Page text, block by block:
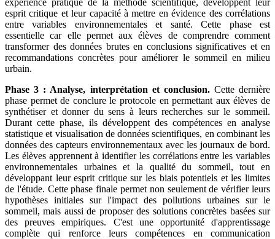
esprit critique et leur capacité à mettre en évidence des corrélations
entre variables environnementales et santé. Cette phase est
essentielle car elle permet aux élèves de comprendre comment
transformer des données brutes en conclusions significatives et en
recommandations concrètes pour améliorer le sommeil en milieu
urbain.
Phase 3 : Analyse, interprétation et conclusion.Cette dernière
phase permet de conclure le protocole en permettant aux élèves de
synthétiser et donner du sens à leurs recherches sur le sommeil.
Durant cette phase, ils développent des compétences en analyse
statistique et visualisation de données scientifiques, en combinant les
données des capteurs environnementaux avec les journaux de bord.
Les élèves apprennent à identifier les corrélations entre les variables
environnementales urbaines et la qualité du sommeil, tout en
développant leur esprit critique sur les biais potentiels et les limites
de l'étude. Cette phase finale permet non seulement de vérifier leurs
hypothèses initiales sur l'impact des pollutions urbaines sur le
sommeil, mais aussi de proposer des solutions concrètes basées sur
des preuves empiriques. C'est une opportunité d'apprentissage
complète qui renforce leurs compétences en communication